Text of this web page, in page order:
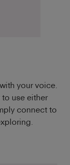
your voice.
use either
connect to